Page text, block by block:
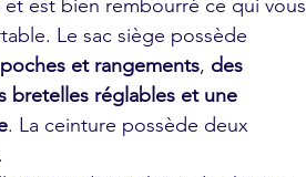
et est bien rembourré ce qui vous
Le sac siège possède
et rangements, des
bretelles réglables et une
. La ceinture possède deux